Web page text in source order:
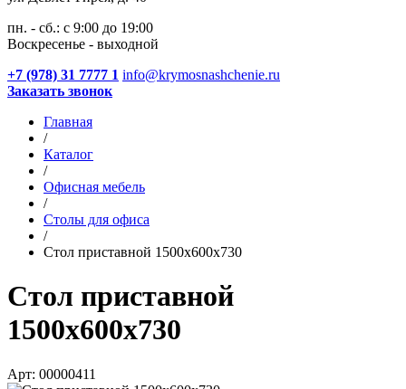
пн. - сб.: с 9:00 до 19:00
Воскресенье - выходной
+7 (978) 31 7777 1 info@krymosnashchenie.ru
Заказать звонок
Главная
/
Каталог
/
Офисная мебель
/
Столы для офиса
/
Стол приставной 1500х600х730
Стол приставной
1500х600х730
Арт: 00000411